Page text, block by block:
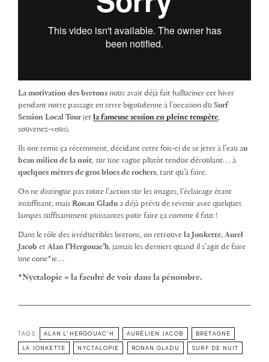
La motivation des bretons nous avait déjà fait halluciner cet hiver
pendant notre passage en terre bigoudenne à l’occasion du Surf
Session Local Tour(et la fameuse session en pleine tempête,
souvenez-vous).
Ils ont remis ça récemment, décidant cette fois-ci de se jeter à l’eau au
beau milieu de la nuit, sur une vague plutôt tendue déroulant… à
quelques mètres de gros blocs de rochers, tant qu’à faire.
On ne distingue pas toute l’action sur les images, l’éclairage étant
insuffisant, mais Ronan Gladu a déjà prévu de revenir avec quelques
lampes suffisamment puissantes pour faire ça comme il faut !
Dans le rôle des irréductibles bretons, on retrouve la Jonkette, Aurel
Jacob et Alan l’Hergouac’h, jamais les derniers quand il s’agit de faire
une cone*ie…
*Nyctalopie = la faculté de voir dans la pénombre.
TAGS: ALAN L'HERGOUAC'H AURÉLIEN JACOB BRETAGNE
LA JONKETTE NYCTALOPIE RONAN GLADU SURF DE NUIT